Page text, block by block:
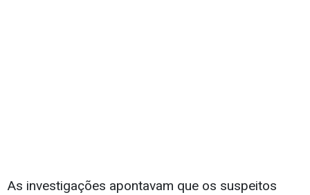
As investigações apontavam que os suspeitos